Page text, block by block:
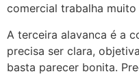
comercial trabalha
A terceira alavanca é a
precisa ser clara,
basta parecer bonita.